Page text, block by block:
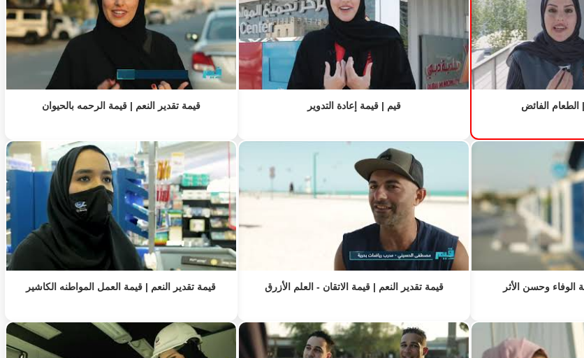
الطعام الفائض قيم | قيمة إعادة التدوير قيمة تقدير النعم | قيمة الرحمه بالحيوان
قيمة تقدير النعم | قيمة الاتقان - العلم الأزرق قيمة تقدير النعم | قيمة العمل المواطنه الكاشير